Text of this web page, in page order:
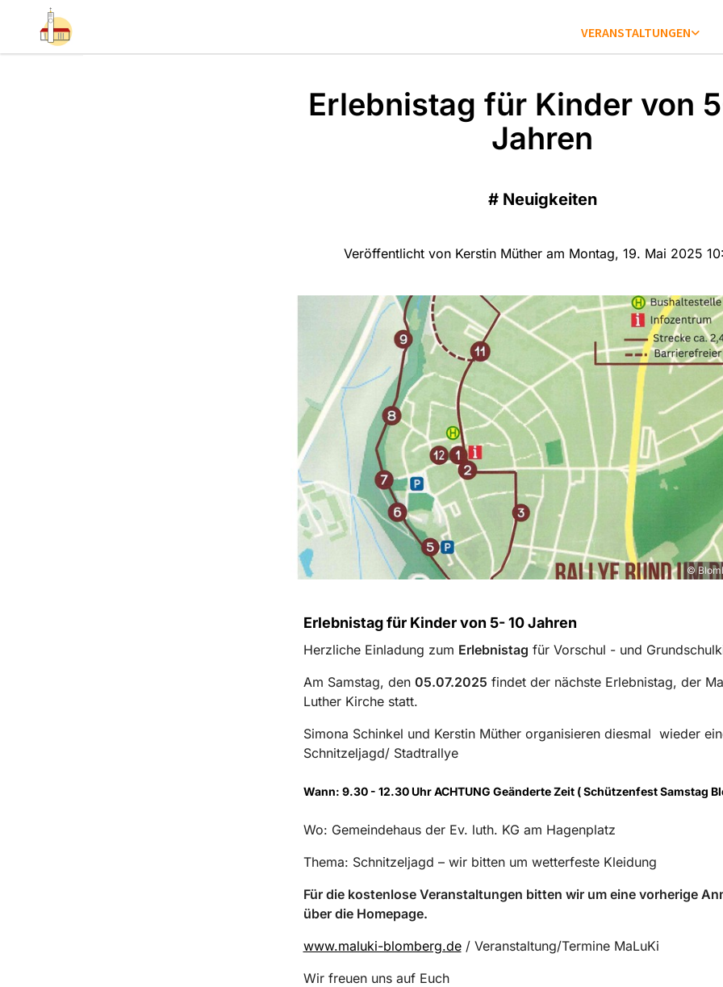
VERANSTALTUNGEN
Erlebnistag für Kinder von
Jahren
# Neuigkeiten
Veröffentlicht von Kerstin Müther am Montag, 19. Mai 2025
©
Erlebnistag für Kinder von 5- 10 Jahren
Herzliche Einladung zum Erlebnistag für Vorschul - und
Am Samstag, den 05.07.2025 findet der nächste Erlebnistag, der
Luther Kirche statt.
Simona Schinkel und Kerstin Müther organisieren diesmal wieder
Schnitzeljagd/ Stadtrallye
Wann: 9.30 - 12.30 Uhr ACHTUNG Geänderte Zeit ( Schützenfest Samstag
Wo: Gemeindehaus der Ev. luth. KG am Hagenplatz
Thema: Schnitzeljagd – wir bitten um wetterfeste Kleidung
Für die kostenlose Veranstaltungen bitten wir um eine vorherige
über die Homepage.
www.maluki-blomberg.de/ Veranstaltung/Termine MaLuKi
Wir freuen uns auf Euch